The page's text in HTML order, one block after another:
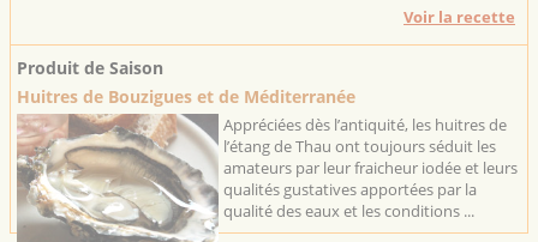
Voir la recette
Produit de Saison
Huitres de Bouzigues et de Méditerranée
Appréciées dès l’antiquité, les huitres de
l’étang de Thau ont toujours séduit les
amateurs par leur fraicheur iodée et leurs
qualités gustatives apportées par la
qualité des eaux et les conditions ...